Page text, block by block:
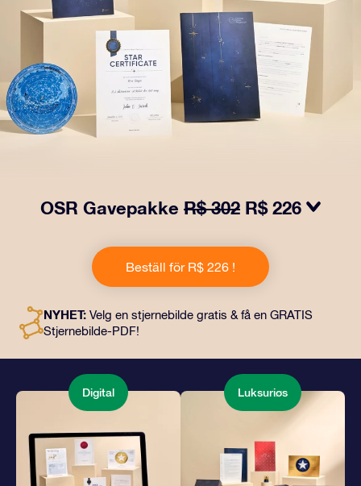
OSR Gavepakke R$ 302 R$ 226
gaven inkluderer en vakker konvolutt og personlige
dokumenter som kan sendes til en adresse etter eget
valg, samt digitale dokumenter og gratis bruk av våre
til venner og kjære på.
Beställ för R$ 226 !
NYHET: Velg en stjernebilde gratis & få en GRATIS
Stjernebilde-PDF!
Digital Luksuriøs